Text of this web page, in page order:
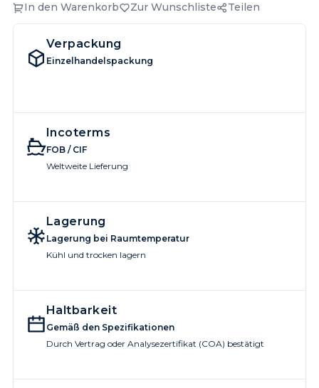
In den Warenkorb Zur Wunschliste Teilen
Verpackung
Einzelhandelspackung
Incoterms
FOB / CIF
Weltweite Lieferung
Lagerung
Lagerung bei Raumtemperatur
Kühl und trocken lagern
Haltbarkeit
Gemäß den Spezifikationen
Durch Vertrag oder Analysezertifikat (COA) bestätigt